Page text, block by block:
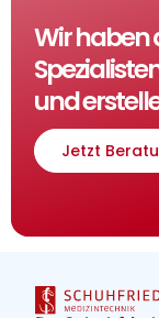
Wir haben
und
Jetzt